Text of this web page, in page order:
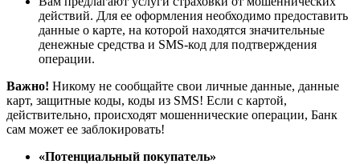
действий. Для ее оформления необходимо предоставить
данные о карте, на которой находятся значительные
денежные средства и SMS-код для подтверждения
операции.
Важно! Никому не сообщайте свои личные данные, данные
карт, защитные коды, коды из SMS! Если с картой,
действительно, происходят мошеннические операции, Банк
сам может ее заблокировать!
«Потенциальный покупатель»